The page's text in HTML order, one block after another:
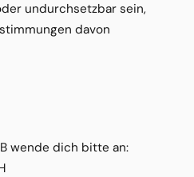
undurchsetzbar sein,
davon
wende dich bitte an: